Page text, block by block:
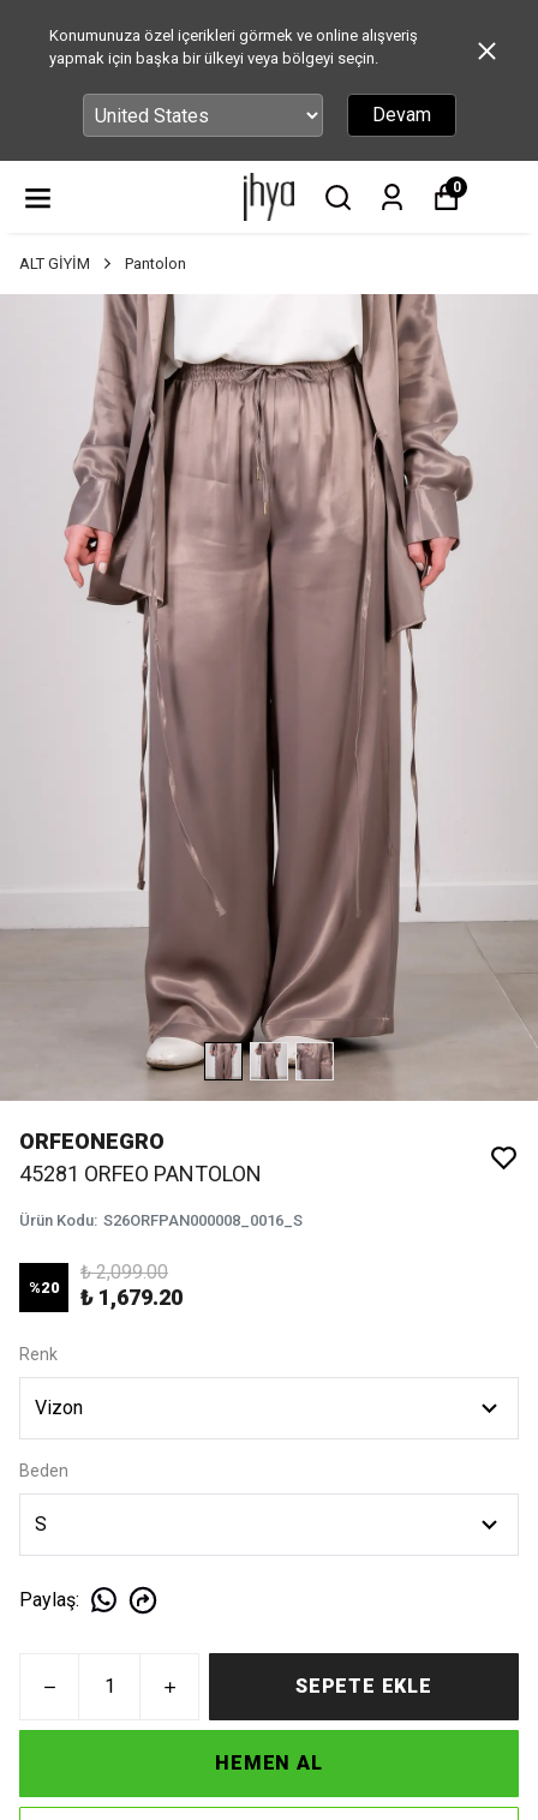
Konumunuza özel içerikleri görmek ve online alışveriş
yapmak için başka bir ülkeyi veya bölgeyi seçin.
Devam
0
ALT GİYİM Pantolon
ORFEONEGRO
45281 ORFEO PANTOLON
Ürün Kodu: S26ORFPAN000008_0016_S
%20
₺ 2,099.00
₺ 1,679.20
Renk
Beden
Paylaş:
SEPETE EKLE
HEMEN AL